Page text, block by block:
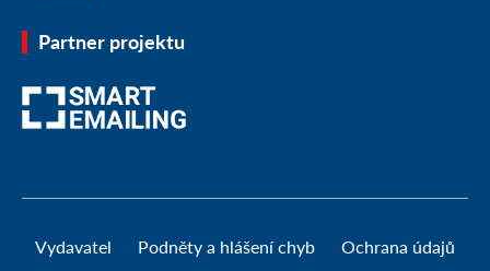
Partner projektu
Vydavatel Podněty a hlášení chyb Ochrana údajů